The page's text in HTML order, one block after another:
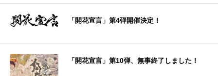
「開花宣言」第4弾開催決定！
「開花宣言」第10弾、無事終了しました！